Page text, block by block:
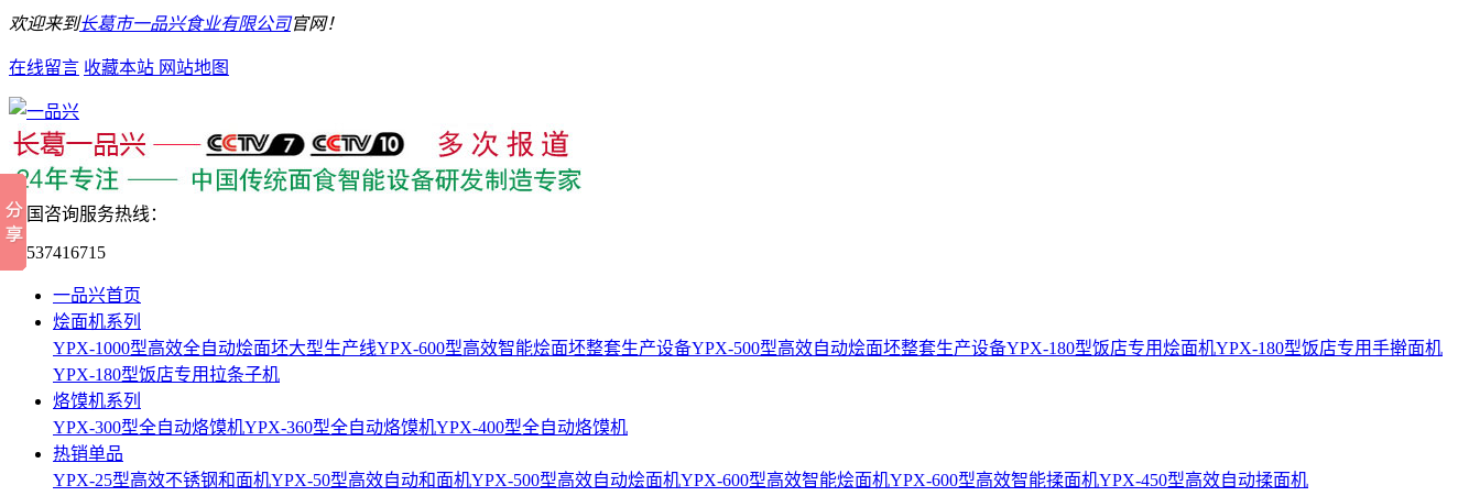
欢迎来到长葛市一品兴食业有限公司官网！
在线留言 收藏本站 网站地图
全国咨询服务热线：
15537416715
一品兴首页
烩面机系列
YPX-1000型高效全自动烩面坯大型生产线YPX-600型高效智能烩面坯整套生产设备YPX-500型高效自动烩面坯整套生产设备YPX-180型饭店专用烩面机YPX-180型饭店专用手擀面机
YPX-180型饭店专用拉条子机
烙馍机系列
YPX-300型全自动烙馍机YPX-360型全自动烙馍机YPX-400型全自动烙馍机
热销单品
YPX-25型高效不锈钢和面机YPX-50型高效自动和面机YPX-500型高效自动烩面机YPX-600型高效智能烩面机YPX-600型高效智能揉面机YPX-450型高效自动揉面机